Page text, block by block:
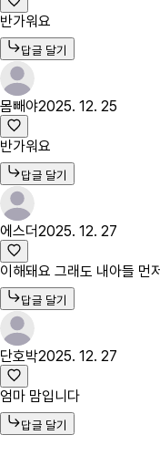
반가워요
답글 달기
몸빼야2025. 12. 25
반가워요
답글 달기
에스더2025. 12. 27
이해돼요 그래도 내아들 먼
답글 달기
단호박2025. 12. 27
엄마 맘입니다
답글 달기